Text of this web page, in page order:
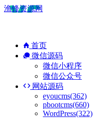
渔锋资源网
首页
微信源码
微信小程序
微信公众号
网站源码
eyoucms(362)
pbootcms(660)
WordPress(322)